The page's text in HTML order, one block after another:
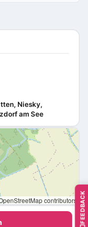
Niesky,
am See
contributors FEEDBACK